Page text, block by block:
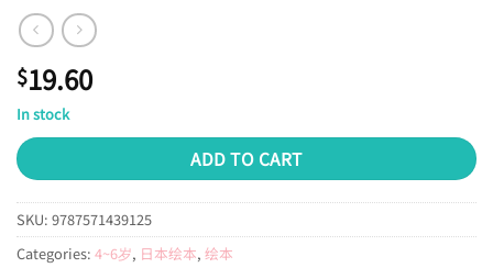
$19.60
In stock
ADD TO CART
SKU: 9787571439125
Categories: 4~6岁, 日本绘本, 绘本